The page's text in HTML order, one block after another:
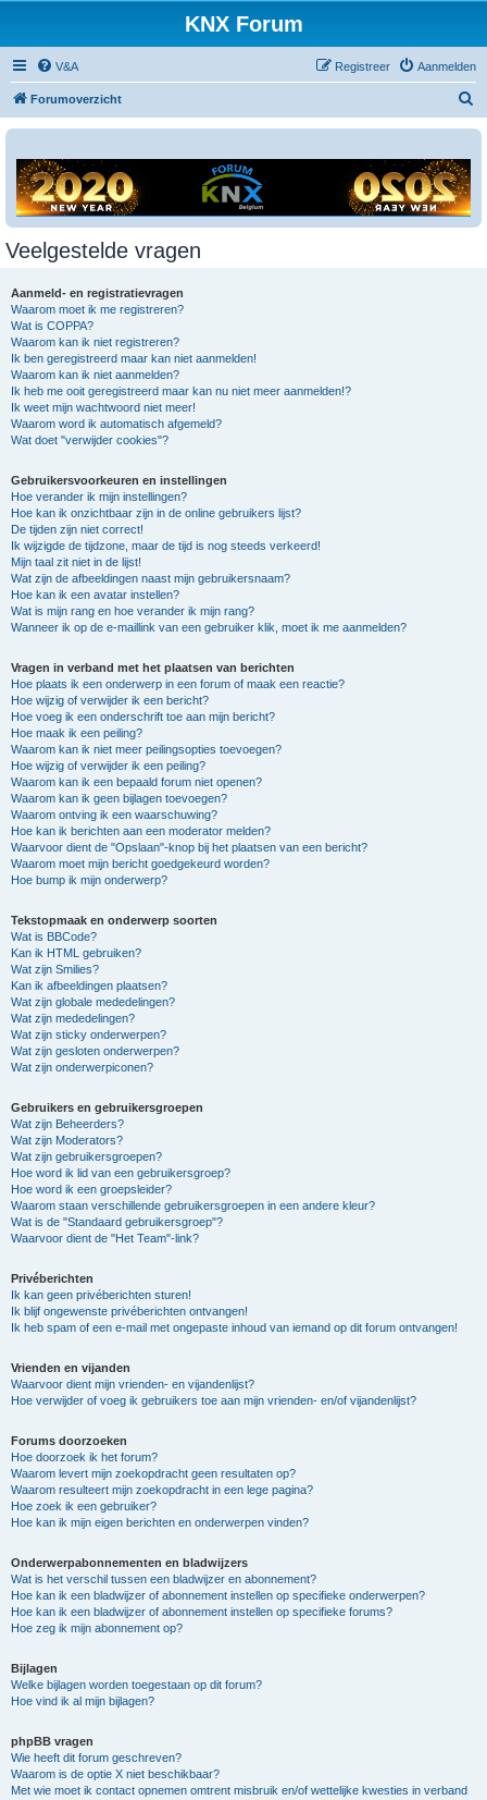
KNX Forum
V&A Aanmelden
Registreer
Forumoverzicht
Veelgestelde vragen
Aanmeld- en registratievragen
Waarom moet ik me registreren?
Wat is COPPA?
Waarom kan ik niet registreren?
Ik ben geregistreerd maar kan niet aanmelden!
Waarom kan ik niet aanmelden?
Ik heb me ooit geregistreerd maar kan nu niet meer aanmelden!?
Ik weet mijn wachtwoord niet meer!
Waarom word ik automatisch afgemeld?
Wat doet "verwijder cookies"?
Gebruikersvoorkeuren en instellingen
Hoe verander ik mijn instellingen?
Hoe kan ik onzichtbaar zijn in de online gebruikers lijst?
De tijden zijn niet correct!
Ik wijzigde de tijdzone, maar de tijd is nog steeds verkeerd!
Mijn taal zit niet in de lijst!
Wat zijn de afbeeldingen naast mijn gebruikersnaam?
Hoe kan ik een avatar instellen?
Wat is mijn rang en hoe verander ik mijn rang?
Wanneer ik op de e-maillink van een gebruiker klik, moet ik me aanmelden?
Vragen in verband met het plaatsen van berichten
Hoe plaats ik een onderwerp in een forum of maak een reactie?
Hoe wijzig of verwijder ik een bericht?
Hoe voeg ik een onderschrift toe aan mijn bericht?
Hoe maak ik een peiling?
Waarom kan ik niet meer peilingsopties toevoegen?
Hoe wijzig of verwijder ik een peiling?
Waarom kan ik een bepaald forum niet openen?
Waarom kan ik geen bijlagen toevoegen?
Waarom ontving ik een waarschuwing?
Hoe kan ik berichten aan een moderator melden?
Waarvoor dient de "Opslaan"-knop bij het plaatsen van een bericht?
Waarom moet mijn bericht goedgekeurd worden?
Hoe bump ik mijn onderwerp?
Tekstopmaak en onderwerp soorten
Wat is BBCode?
Kan ik HTML gebruiken?
Wat zijn Smilies?
Kan ik afbeeldingen plaatsen?
Wat zijn globale mededelingen?
Wat zijn mededelingen?
Wat zijn sticky onderwerpen?
Wat zijn gesloten onderwerpen?
Wat zijn onderwerpiconen?
Gebruikers en gebruikersgroepen
Wat zijn Beheerders?
Wat zijn Moderators?
Wat zijn gebruikersgroepen?
Hoe word ik lid van een gebruikersgroep?
Hoe word ik een groepsleider?
Waarom staan verschillende gebruikersgroepen in een andere kleur?
Wat is de "Standaard gebruikersgroep"?
Waarvoor dient de "Het Team"-link?
Privéberichten
Ik kan geen privéberichten sturen!
Ik blijf ongewenste privéberichten ontvangen!
Ik heb spam of een e-mail met ongepaste inhoud van iemand op dit forum ontvangen!
Vrienden en vijanden
Waarvoor dient mijn vrienden- en vijandenlijst?
Hoe verwijder of voeg ik gebruikers toe aan mijn vrienden- en/of vijandenlijst?
Forums doorzoeken
Hoe doorzoek ik het forum?
Waarom levert mijn zoekopdracht geen resultaten op?
Waarom resulteert mijn zoekopdracht in een lege pagina?
Hoe zoek ik een gebruiker?
Hoe kan ik mijn eigen berichten en onderwerpen vinden?
Onderwerpabonnementen en bladwijzers
Wat is het verschil tussen een bladwijzer en abonnement?
Hoe kan ik een bladwijzer of abonnement instellen op specifieke onderwerpen?
Hoe kan ik een bladwijzer of abonnement instellen op specifieke forums?
Hoe zeg ik mijn abonnement op?
Bijlagen
Welke bijlagen worden toegestaan op dit forum?
Hoe vind ik al mijn bijlagen?
phpBB vragen
Wie heeft dit forum geschreven?
Waarom is de optie X niet beschikbaar?
Met wie moet ik contact opnemen omtrent misbruik en/of wettelijke kwesties in verband